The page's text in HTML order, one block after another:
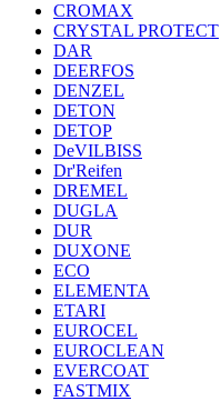
CROMAX
CRYSTAL PROTECT
DAR
DEERFOS
DENZEL
DETON
DETOP
DeVILBISS
Dr'Reifen
DREMEL
DUGLA
DUR
DUXONE
ECO
ELEMENTA
ETARI
EUROCEL
EUROCLEAN
EVERCOAT
FASTMIX